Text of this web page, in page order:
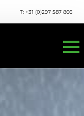
T: +31 (0)297 587 866